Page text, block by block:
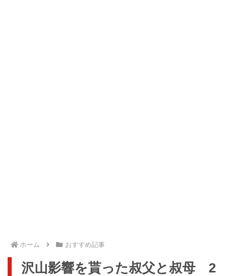
ホーム おすすめ記事
沢山影響を貰った叔父と叔母 2